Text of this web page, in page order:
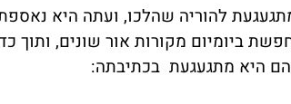
להוריה שהלכו, ועתה היא
ביומיום מקורות אור שונים, ותוך
היא מתגעגעת בכתיבתה: